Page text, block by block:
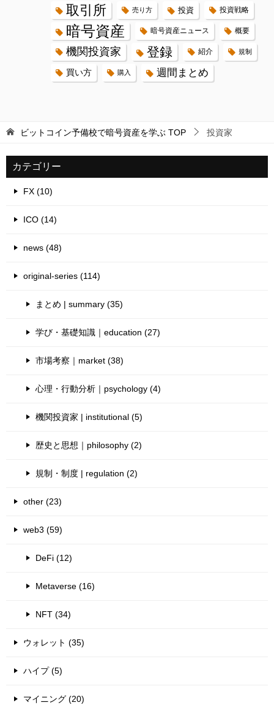
取引所 売り方 投資 投資戦略
暗号資産 暗号資産ニュース 概要
機関投資家 登録 紹介 規制
買い方 購入 週間まとめ
ビットコイン予備校で暗号資産を学ぶ TOP 投資家
カテゴリー
FX (10)
ICO (14)
news (48)
original-series (114)
まとめ | summary (35)
学び・基礎知識｜education (27)
市場考察｜market (38)
心理・行動分析｜psychology (4)
機関投資家 | institutional (5)
歴史と思想｜philosophy (2)
規制・制度 | regulation (2)
other (23)
web3 (59)
DeFi (12)
Metaverse (16)
NFT (34)
ウォレット (35)
ハイプ (5)
マイニング (20)